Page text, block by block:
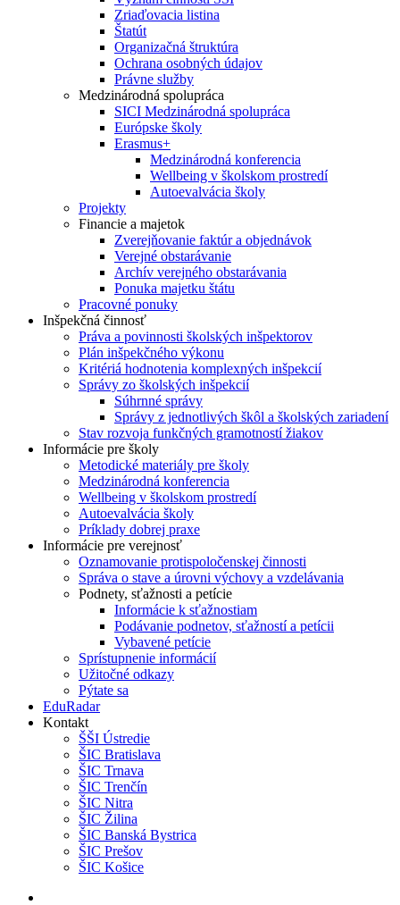
Zriaďovacia listina
Štatút
Organizačná štruktúra
Ochrana osobných údajov
Právne služby
Medzinárodná spolupráca
SICI Medzinárodná spolupráca
Európske školy
Erasmus+
Medzinárodná konferencia
Wellbeing v školskom prostredí
Autoevalvácia školy
Projekty
Financie a majetok
Zverejňovanie faktúr a objednávok
Verejné obstarávanie
Archív verejného obstarávania
Ponuka majetku štátu
Pracovné ponuky
Inšpekčná činnosť
Práva a povinnosti školských inšpektorov
Plán inšpekčného výkonu
Kritériá hodnotenia komplexných inšpekcií
Správy zo školských inšpekcií
Súhrnné správy
Správy z jednotlivých škôl a školských zariadení
Stav rozvoja funkčných gramotností žiakov
Informácie pre školy
Metodické materiály pre školy
Medzinárodná konferencia
Wellbeing v školskom prostredí
Autoevalvácia školy
Príklady dobrej praxe
Informácie pre verejnosť
Oznamovanie protispoločenskej činnosti
Správa o stave a úrovni výchovy a vzdelávania
Podnety, sťažnosti a petície
Informácie k sťažnostiam
Podávanie podnetov, sťažností a petícii
Vybavené petície
Sprístupnenie informácií
Užitočné odkazy
Pýtate sa
EduRadar
Kontakt
ŠŠI Ústredie
ŠIC Bratislava
ŠIC Trnava
ŠIC Trenčín
ŠIC Nitra
ŠIC Žilina
ŠIC Banská Bystrica
ŠIC Prešov
ŠIC Košice